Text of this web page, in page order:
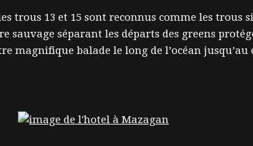
trous 13 et 15 sont reconnus comme les trous
sauvage séparant les départs des greens
magnifique balade le long de l’océan jusqu’au